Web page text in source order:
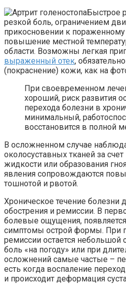
Быстрое
резкой боль, ограничением
прикосновении к пораженному
повышение местной
области. Возможны легкая
выраженный отек,
(покраснение) кожи, как на
При своевременном
хороший, риск развития
перехода болезни в
минимальный,
восстановится в полной
В осложненном случае
околосуставных тканей за
жидкости или образования
явления сопровождаются
тошнотой и рвотой.
Хроническое течение болезни
обострения и ремиссии. В
болевые ощущения,
симптомы острой формы. При
ремиссии остается небольшой
боль «на погоду» или при
осложнений самые частые –
есть когда воспаление
и происходит деформация